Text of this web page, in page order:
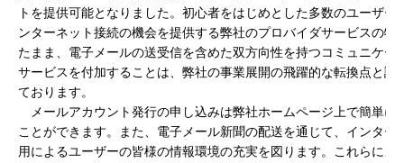
トを提供可能となりました。初心者をはじめとした多数のユーザー
ンターネット接続の機会を提供する弊社のプロバイダサービスの特
たまま、電子メールの送受信を含めた双方向性を持つコミュニケー
サービスを付加することは、弊社の事業展開の飛躍的な転換点と認
ております。
メールアカウント発行の申し込みは弊社ホームページ上で簡単に
ことができます。また、電子メール新聞の配送を通じて、インター
用によるユーザーの皆様の情報環境の充実を図ります。これらによ